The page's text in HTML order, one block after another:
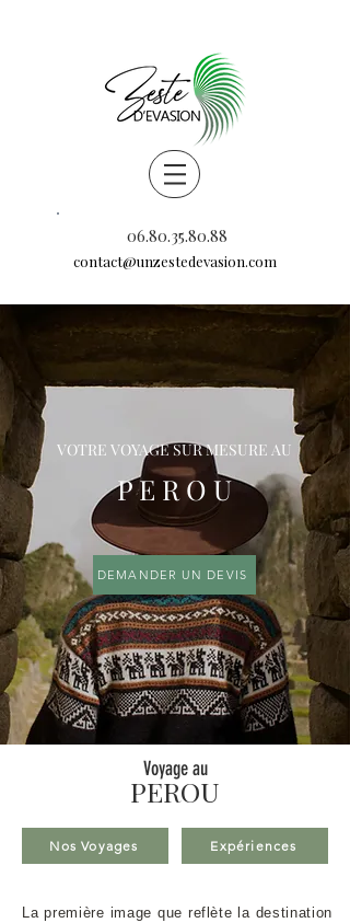
06.80.35.80.88
contact@unzestedevasion.com
VOTRE VOYAGE SUR MESURE AU
P E R O U
DEMANDER UN DEVIS
Voyage au
PEROU
Nos Voyages Expériences
La première image que reflète la destination